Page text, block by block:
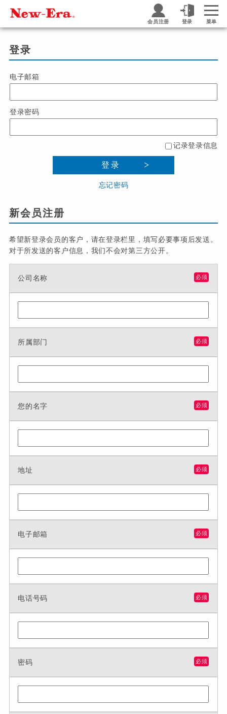
会员注册 登录 菜单
登录
电子邮箱
登录密码
记录登录信息
登录
忘记密码
新会员注册
希望新登录会员的客户，请在登录栏里，填写必要事项后发送。
对于所发送的客户信息，我们不会对第三方公开。
公司名称 必须
所属部门 必须
您的名字 必须
地址 必须
电子邮箱 必须
电话号码 必须
密码 必须